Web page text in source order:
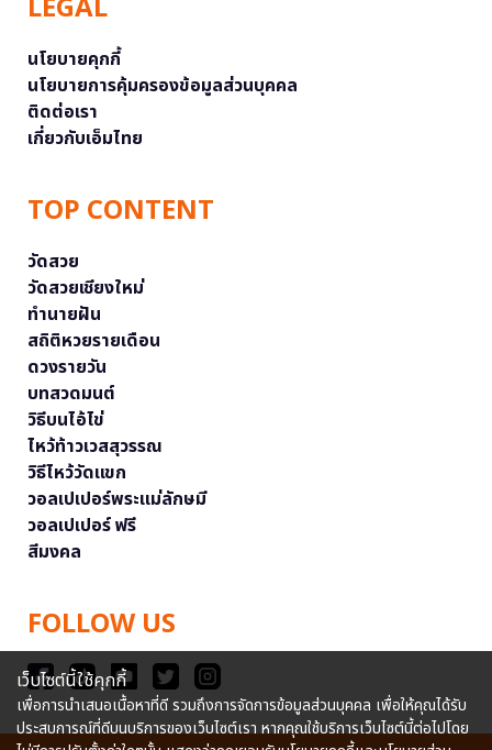
LEGAL
นโยบายคุกกี้
นโยบายการคุ้มครองข้อมูลส่วนบุคคล
ติดต่อเรา
เกี่ยวกับเอ็มไทย
TOP CONTENT
วัดสวย
วัดสวยเชียงใหม่
ทำนายฝัน
สถิติหวยรายเดือน
ดวงรายวัน
บทสวดมนต์
วิธีบนไอ้ไข่
ไหว้ท้าวเวสสุวรรณ
วิธีไหว้วัดแขก
วอลเปเปอร์พระแม่ลักษมี
วอลเปเปอร์ ฟรี
สีมงคล
FOLLOW US
เว็บไซต์นี้ใช้คุกกี้
เพื่อการนำเสนอเนื้อหาที่ดี รวมถึงการจัดการข้อมูลส่วนบุคคล เพื่อให้คุณได้รับ
ประสบการณ์ที่ดีบนบริการของเว็บไซต์เรา หากคุณใช้บริการเว็บไซต์นี้ต่อไปโดย